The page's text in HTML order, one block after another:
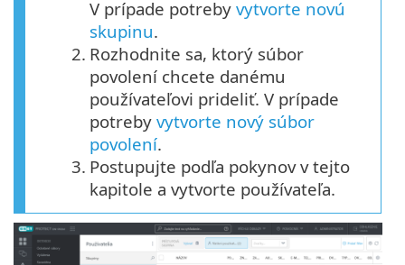
V prípade potreby vytvorte novú
skupinu.
2. Rozhodnite sa, ktorý súbor
povolení chcete danému
používateľovi prideliť. V prípade
potreby vytvorte nový súbor
povolení.
3. Postupujte podľa pokynov v tejto
kapitole a vytvorte používateľa.